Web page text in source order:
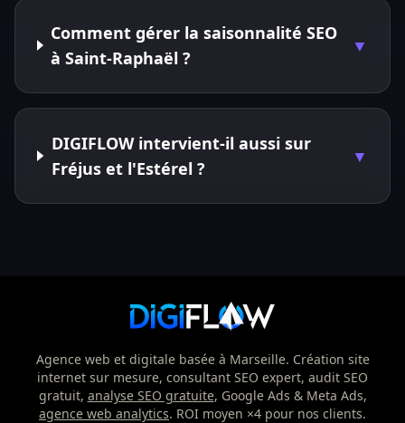
Comment gérer la saisonnalité SEO
à Saint-Raphaël ?
▼
DIGIFLOW intervient-il aussi sur
Fréjus et l'Estérel ?
▼
Agence web et digitale basée à Marseille. Création site
internet sur mesure, consultant SEO expert, audit SEO
gratuit, analyse SEO gratuite, Google Ads & Meta Ads,
agence web analytics. ROI moyen ×4 pour nos clients.